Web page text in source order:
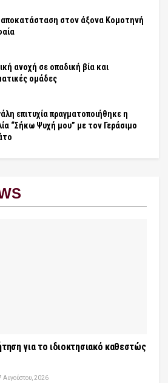
στον άξονα Κομοτηνή
ανοχή σε οπαδική βία και
ομάδες
επιτυχία πραγματοποιήθηκε η
“Σήκω Ψυχή μου” με τον Γεράσιμο
για το ιδιοκτησιακό καθεστώς
Αυγούστου, 2026